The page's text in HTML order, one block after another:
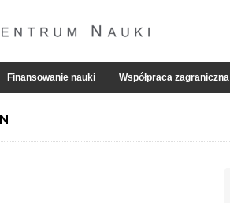
Finansowanie nauki Współpraca zagraniczna